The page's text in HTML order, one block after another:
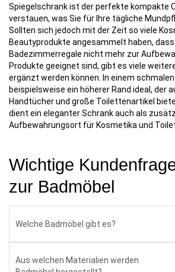
Spiegelschrank ist der perfekte kompakte
verstauen, was Sie für Ihre tägliche
Sollten sich jedoch mit der Zeit so viele
Beautyprodukte angesammelt haben,
Badezimmerregale nicht mehr zur
Produkte geeignet sind, gibt es viele
ergänzt werden können. In einem
beispielsweise ein höherer Rand ideal, der
Handtücher und große Toilettenartikel
dient ein eleganter Schrank auch als
Aufbewahrungsort für Kosmetika und
Wichtige
zur Badmöbel
Welche Badmöbel gibt es?
Aus welchen Materialien werden